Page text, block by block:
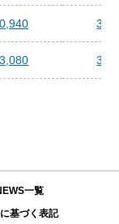
一覧
基づく表記